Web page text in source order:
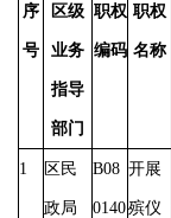
序
号
区级
业务
指导
部门
职权
编码
职权
名称
1 区民
政局
B08
0140
开展
殡仪